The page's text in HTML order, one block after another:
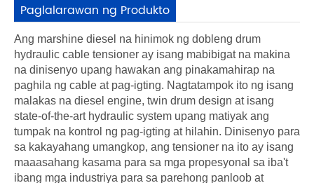
Paglalarawan ng Produkto
Ang marshine diesel na hinimok ng dobleng drum
hydraulic cable tensioner ay isang mabibigat na makina
na dinisenyo upang hawakan ang pinakamahirap na
paghila ng cable at pag-igting. Nagtatampok ito ng isang
malakas na diesel engine, twin drum design at isang
state-of-the-art hydraulic system upang matiyak ang
tumpak na kontrol ng pag-igting at hilahin. Dinisenyo para
sa kakayahang umangkop, ang tensioner na ito ay isang
maaasahang kasama para sa mga propesyonal sa iba't
ibang mga industriya para sa parehong panloob at